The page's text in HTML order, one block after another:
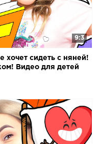
9:3
сидеть с няней!
Видео для детей